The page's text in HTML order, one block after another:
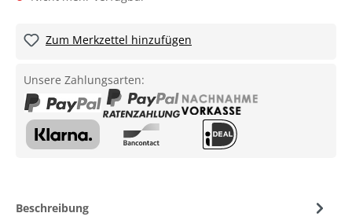
Zum Merkzettel hinzufügen
Unsere Zahlungsarten:
Beschreibung